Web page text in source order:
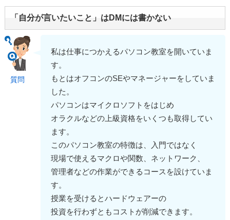
「自分が言いたいこと」はDMには書かない
質問
私は仕事につかえるパソコン教室を開いていま
す。
もとはオフコンのSEやマネージャーをしていま
した。
パソコンはマイクロソフトをはじめ
オラクルなどの上級資格をいくつも取得してい
ます。
このパソコン教室の特徴は、入門ではなく
現場で使えるマクロや関数、ネットワーク、
管理者などの作業ができるコースを設けていま
す。
授業を受けるとハードウェアーの
投資を行わずともコストが削減できます。